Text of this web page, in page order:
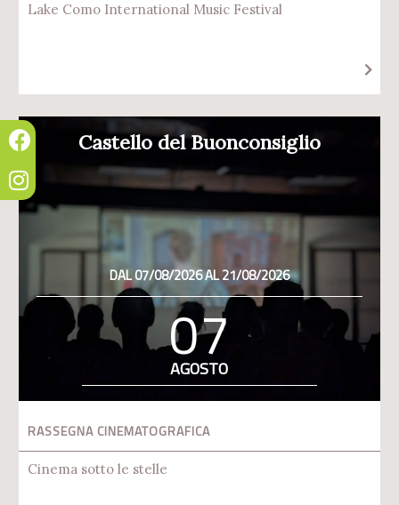
Lake Como International Music Festival
Castello del Buonconsiglio
DAL 07/08/2026 AL 21/08/2026
07
AGOSTO
RASSEGNA CINEMATOGRAFICA
Cinema sotto le stelle